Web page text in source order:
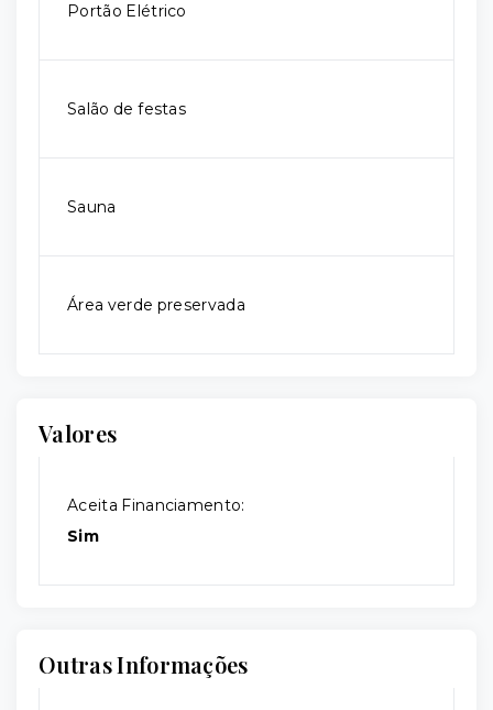
Portão Elétrico
Salão de festas
Sauna
Área verde preservada
Valores
Aceita Financiamento:
Sim
Outras Informações